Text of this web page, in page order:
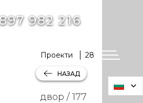
НАЗАД
двор / 177
Проекти 28
982 216